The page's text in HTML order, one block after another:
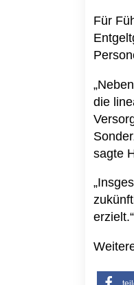
Für
die
sagte
erzielt.“